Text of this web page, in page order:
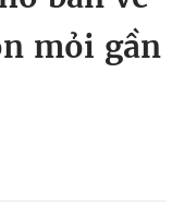
mỏi gần